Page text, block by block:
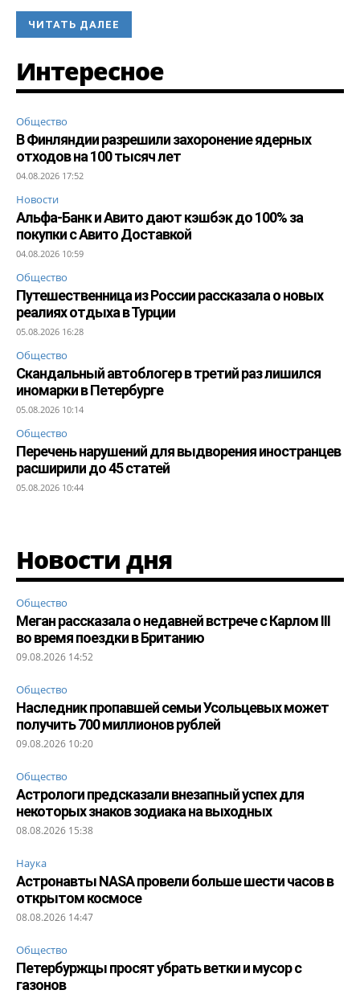
ЧИТАТЬ ДАЛЕЕ
Интересное
Общество
В Финляндии разрешили захоронение ядерных
отходов на 100 тысяч лет
04.08.2026 17:52
Новости
Альфа-Банк и Авито дают кэшбэк до 100% за
покупки с Авито Доставкой
04.08.2026 10:59
Общество
Путешественница из России рассказала о новых
реалиях отдыха в Турции
05.08.2026 16:28
Общество
Скандальный автоблогер в третий раз лишился
иномарки в Петербурге
05.08.2026 10:14
Общество
Перечень нарушений для выдворения иностранцев
расширили до 45 статей
05.08.2026 10:44
Новости дня
Общество
Меган рассказала о недавней встрече с Карлом III
во время поездки в Британию
09.08.2026 14:52
Общество
Наследник пропавшей семьи Усольцевых может
получить 700 миллионов рублей
09.08.2026 10:20
Общество
Астрологи предсказали внезапный успех для
некоторых знаков зодиака на выходных
08.08.2026 15:38
Наука
Астронавты NASA провели больше шести часов в
открытом космосе
08.08.2026 14:47
Общество
Петербуржцы просят убрать ветки и мусор с
газонов